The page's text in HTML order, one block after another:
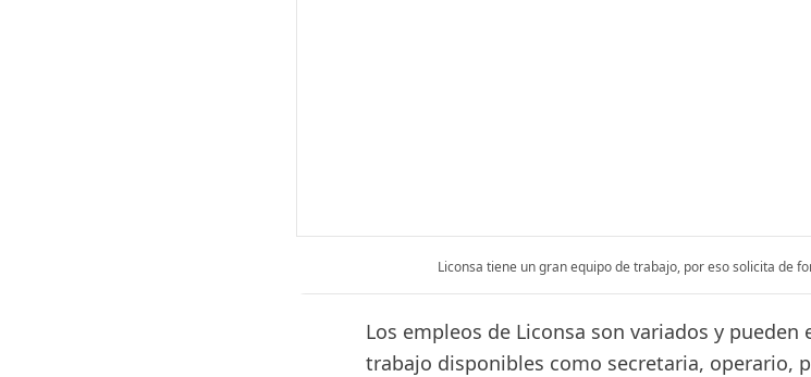
Liconsa tiene un gran equipo de trabajo, por eso solicita de
Los empleos de Liconsa son variados y
trabajo disponibles como secretaria, operario,